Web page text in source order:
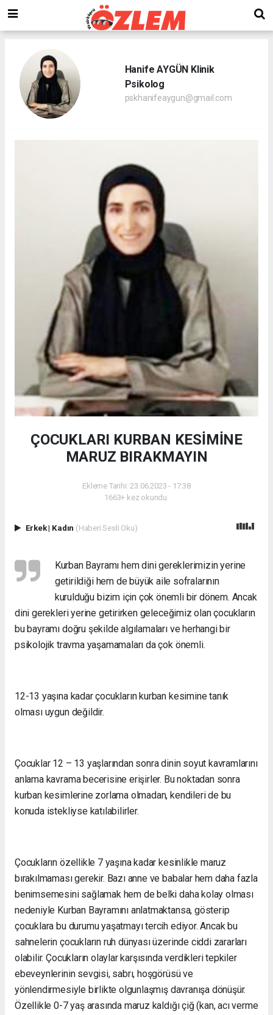
Hanife AYGÜN Klinik
Psikolog
pskhanifeaygun@gmail.com
ÇOCUKLARI KURBAN KESİMİNE
MARUZ BIRAKMAYIN
Ekleme Tarihi: 23.06.2023 - 17:38
1663+ kez okundu.
Erkek| Kadın (Haberi Sesli Oku)
Kurban Bayramı hem dini gereklerimizin yerine
getirildiği hem de büyük aile sofralarının
kurulduğu bizim için çok önemli bir dönem. Ancak
dini gerekleri yerine getirirken geleceğimiz olan çocukların
bu bayramı doğru şekilde algılamaları ve herhangi bir
psikolojik travma yaşamamaları da çok önemli.
12-13 yaşına kadar çocukların kurban kesimine tanık
olması uygun değildir.
Çocuklar 12 – 13 yaşlarından sonra dinin soyut kavramlarını
anlama kavrama becerisine erişirler. Bu noktadan sonra
kurban kesimlerine zorlama olmadan, kendileri de bu
konuda istekliyse katılabilirler.
Çocukların özellikle 7 yaşına kadar kesinlikle maruz
bırakılmaması gerekir. Bazı anne ve babalar hem daha fazla
benimsemesini sağlamak hem de belki daha kolay olması
nedeniyle Kurban Bayramını anlatmaktansa, gösterip
çocuklara bu durumu yaşatmayı tercih ediyor. Ancak bu
sahnelerin çocukların ruh dünyası üzerinde ciddi zararları
olabilir. Çocukların olaylar karşısında verdikleri tepkiler
ebeveynlerinin sevgisi, sabrı, hoşgörüsü ve
yönlendirmesiyle birlikte olgunlaşmış davranışa dönüşür.
Özellikle 0-7 yaş arasında maruz kaldığı çiğ (kan, acı verme